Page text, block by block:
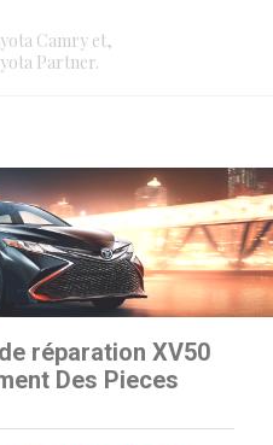
Camry et,
Partner.
réparation XV50
Des Pieces